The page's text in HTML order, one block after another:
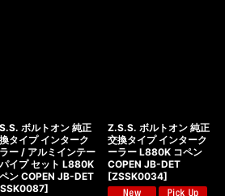
ボルトオン 純正
タイプ インターク
ー / アルミインテー
イプ セット L880K
ン COPEN JB-DET
]
Z.S.S. ボルトオン 純正
交換タイプ インターク
ーラー L880K コペン
COPEN JB-DET
[ZSSK0034]